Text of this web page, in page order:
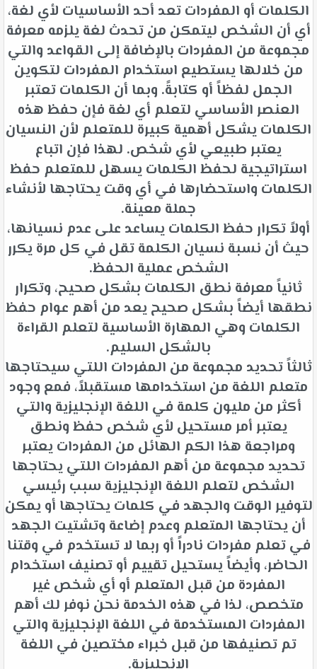
الكلمات أو المفردات تعد أحد الأساسيات لأي لغة،
أي أن الشخص ليتمكن من تحدث لغة يلزمه معرفة
مجموعة من المفردات بالإضافة إلى القواعد والتي
من خلالها يستطيع استخدام المفردات لتكوين
الجمل لفظاً أو كتابةً. وبما أن الكلمات تعتبر
العنصر الأساسي لتعلم أي لغة فإن حفظ هذه
الكلمات يشكل أهمية كبيرة للمتعلم لأن النسيان
يعتبر طبيعي لأي شخص. لهذا فإن اتباع
استراتيجية لحفظ الكلمات يسهل للمتعلم حفظ
الكلمات واستحضارها في أي وقت يحتاجها لأنشاء
جملة معينة.
أولاً تكرار حفظ الكلمات يساعد على عدم نسيانها،
حيث أن نسبة نسيان الكلمة تقل في كل مرة يكرر
الشخص عملية الحفظ.
ثانياً معرفة نطق الكلمات بشكل صحيح، وتكرار
نطقها أيضاً بشكل صحيح يعد من أهم عوام حفظ
الكلمات وهي المهارة الأساسية لتعلم القراءة
بالشكل السليم.
ثالثاً تحديد مجموعة من المفردات اللتي سيحتاجها
متعلم اللغة من استخدامها مستقبلاً، فمع وجود
أكثر من مليون كلمة في اللغة الإنجليزية والتي
يعتبر أمر مستحيل لأي شخص حفظ ونطق
ومراجعة هذا الكم الهائل من المفردات يعتبر
تحديد مجموعة من أهم المفردات اللتي يحتاجها
الشخص لتعلم اللغة الإنجليزية سبب رئيسي
لتوفير الوقت والجهد في كلمات يحتاجها أو يمكن
أن يحتاجها المتعلم وعدم إضاعة وتشتيت الجهد
في تعلم مفردات نادراً أو ربما لا تستخدم في وقتنا
الحاضر، وأيضاً يستحيل تقييم أو تصنيف استخدام
المفردة من قبل المتعلم أو أي شخص غير
متخصص، لذا في هذه الخدمة نحن نوفر لك أهم
المفردات المستخدمة في اللغة الإنجليزية والتي
تم تصنيفها من قبل خبراء مختصين في اللغة